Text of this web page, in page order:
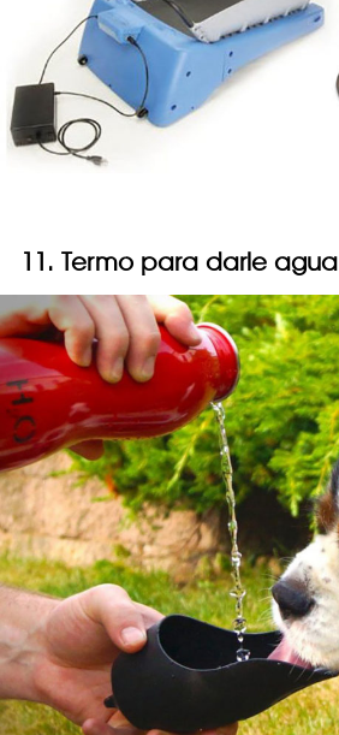
11. Termo para darle agua